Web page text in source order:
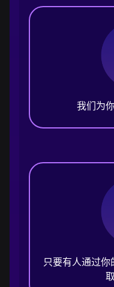
我们为
只要有人通过